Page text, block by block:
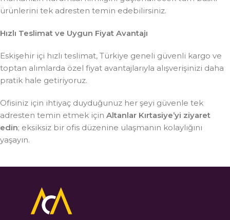
ürünlerini tek adresten temin edebilirsiniz.
Hızlı Teslimat ve Uygun Fiyat Avantajı
Eskişehir içi hızlı teslimat, Türkiye geneli güvenli kargo ve
toptan alımlarda özel fiyat avantajlarıyla alışverişinizi daha
pratik hale getiriyoruz.
Ofisiniz için ihtiyaç duyduğunuz her şeyi güvenle tek
adresten temin etmek için Altanlar Kırtasiye’yi ziyaret
edin; eksiksiz bir ofis düzenine ulaşmanın kolaylığını
yaşayın.